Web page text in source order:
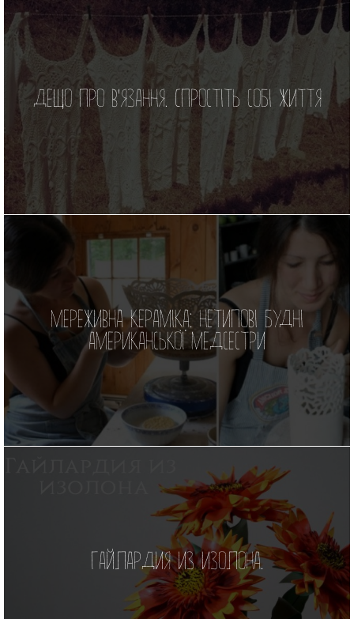
Дещо про в’язання. Спростіть собі життя
Мереживна кераміка: нетипові будні
американської медсестри
Гайлардия из изолона.